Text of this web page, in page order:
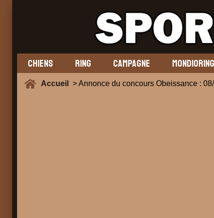
CHIENS RING CAMPAGNE MONDIORING
Accueil > Annonce du concours Obeissance :